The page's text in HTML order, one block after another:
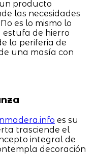
producto
las necesidades
es lo mismo lo
de hierro
la periferia de
una masía con
es su
trasciende el
integral de
decoración